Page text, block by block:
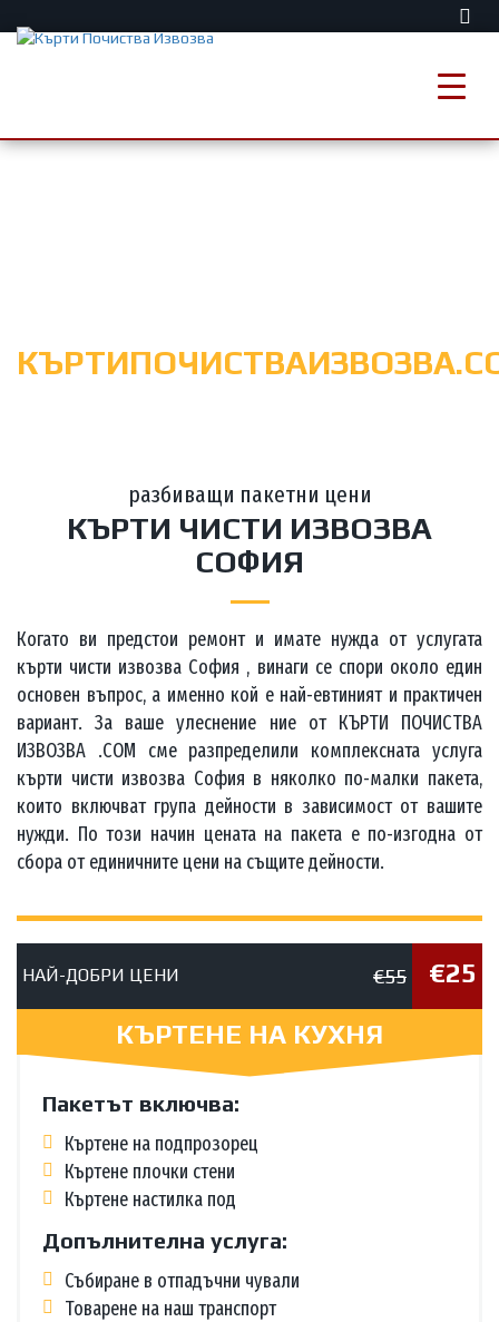
разбиващи пакетни цени
КЪРТИ ЧИСТИ ИЗВОЗВА
СОФИЯ
Когато ви предстои ремонт и имате нужда от услугата
кърти чисти извозва София , винаги се спори около един
основен въпрос, а именно кой е най-евтиният и практичен
вариант. За ваше улеснение ние от КЪРТИ ПОЧИСТВА
ИЗВОЗВА .COM сме разпределили комплексната услуга
кърти чисти извозва София в няколко по-малки пакета,
които включват група дейности в зависимост от вашите
нужди. По този начин цената на пакета е по-изгодна от
сбора от единичните цени на същите дейности.
НАЙ-ДОБРИ ЦЕНИ €55 €25
КЪРТЕНЕ НА КУХНЯ
Пакетът включва:
Къртене на подпрозорец
Къртене плочки стени
Къртене настилка под
Допълнителна услуга:
Събиране в отпадъчни чували
Товарене на наш транспорт